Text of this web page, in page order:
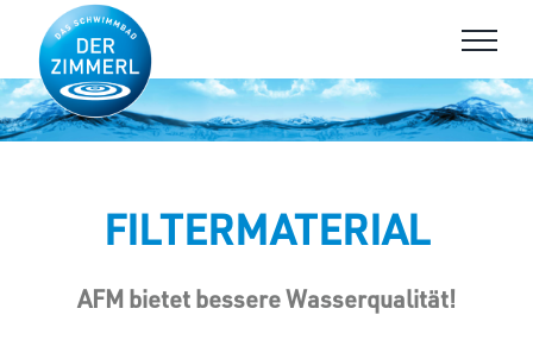
content
FILTERMATERIAL
AFM bietet bessere Wasserqualität!